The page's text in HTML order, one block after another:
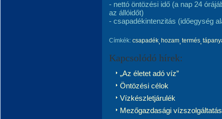
- nettó öntözési idő (a nap 24
az állóidőt)
- csapadékintenzitás (időegység
Címkék: csapadék hozam termés
Kapcsolódó hírek:
„Az életet adó víz”
Öntözési célok
Vízkészletjárulék
Mezőgazdasági vízszolgáltatás